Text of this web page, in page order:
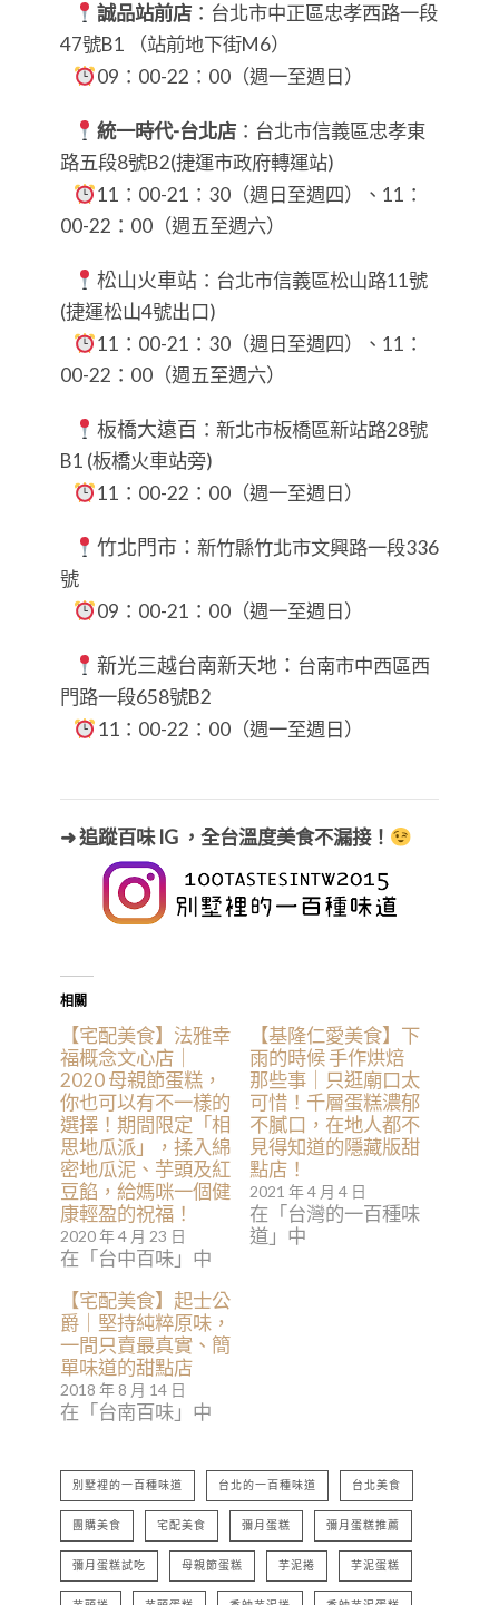
誠品站前店：台北市中正區忠孝西路一段
47號B1 （站前地下街M6）
09：00-22：00（週一至週日）
統一時代-台北店：台北市信義區忠孝東
路五段8號B2(捷運市政府轉運站)
11：00-21：30（週日至週四）、11：
00-22：00（週五至週六）
松山火車站：台北市信義區松山路11號
(捷運松山4號出口)
11：00-21：30（週日至週四）、11：
00-22：00（週五至週六）
板橋大遠百 ：新北市板橋區新站路28號
B1 (板橋火車站旁)
11：00-22：00（週一至週日）
竹北門市： 新竹縣竹北市文興路一段336
號
09：00-21：00（週一至週日）
新光三越台南新天地： 台南市中西區西
門路一段658號B2
11：00-22：00（週一至週日）
➜ 追蹤百味 IG ，全台溫度美食不漏接！
相關
【宅配美食】法雅幸
福概念文心店｜
2020 母親節蛋糕，
你也可以有不一樣的
選擇！期間限定「相
思地瓜派」，揉入綿
密地瓜泥、芋頭及紅
豆餡，給媽咪一個健
康輕盈的祝福！
2020 年 4 月 23 日
在「台中百味」中
【基隆仁愛美食】下
雨的時候 手作烘焙
那些事｜只逛廟口太
可惜！千層蛋糕濃郁
不膩口，在地人都不
見得知道的隱藏版甜
點店！
2021 年 4 月 4 日
在「台灣的一百種味
道」中
【宅配美食】起士公
爵｜堅持純粹原味，
一間只賣最真實、簡
單味道的甜點店
2018 年 8 月 14 日
在「台南百味」中
別墅裡的一百種味道 台北的一百種味道 台北美食
團購美食 宅配美食 彌月蛋糕 彌月蛋糕推薦
彌月蛋糕試吃 母親節蛋糕 芋泥捲 芋泥蛋糕